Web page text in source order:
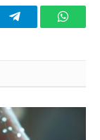
Telegram